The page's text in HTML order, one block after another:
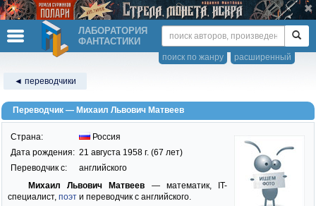
ЛАБОРАТОРИЯ
ФАНТАСТИКИ
расширенный
поиск по жанру
◄ переводчики
Переводчик — Михаил Львович Матвеев
Страна:
Россия
Дата рождения: 21 августа 1958 г. (67 лет)
Переводчик c:
английского
Михаил Львович Матвеев — математик, IT-
специалист, поэт и переводчик с английского.